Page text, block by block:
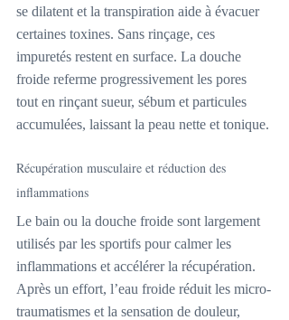
se dilatent et la transpiration aide à évacuer
certaines toxines. Sans rinçage, ces
impuretés restent en surface. La douche
froide referme progressivement les pores
tout en rinçant sueur, sébum et particules
accumulées, laissant la peau nette et tonique.
Récupération musculaire et réduction des
inflammations
Le bain ou la douche froide sont largement
utilisés par les sportifs pour calmer les
inflammations et accélérer la récupération.
Après un effort, l’eau froide réduit les micro-
traumatismes et la sensation de douleur,